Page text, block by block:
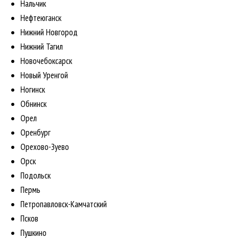
Нальчик
Нефтеюганск
Нижний Новгород
Нижний Тагил
Новочебоксарск
Новый Уренгой
Ногинск
Обнинск
Орел
Оренбург
Орехово-Зуево
Орск
Подольск
Пермь
Петропавловск-Камчатский
Псков
Пушкино